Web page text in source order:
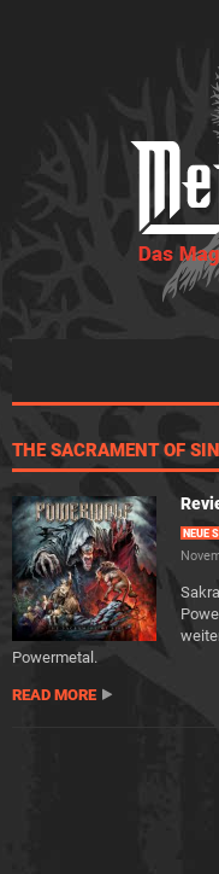
THE SACRAMENT OF SIN
NEUE
Powermetal.
READ MORE